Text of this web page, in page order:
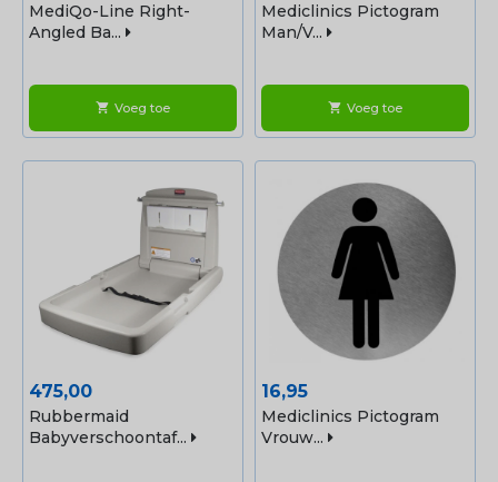
MediQo-Line Right-
Angled Ba...
shopping_cart Voeg toe
Mediclinics Pictogram
Man/v...
shopping_cart Voeg toe
Prijs
475,00
Rubbermaid
Babyverschoontaf...
Prijs
16,95
Mediclinics Pictogram
Vrouw...